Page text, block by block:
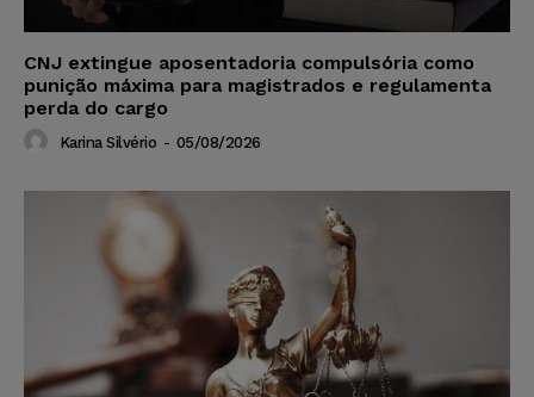
CNJ extingue aposentadoria compulsória como
punição máxima para magistrados e regulamenta
perda do cargo
Karina Silvério - 05/08/2026